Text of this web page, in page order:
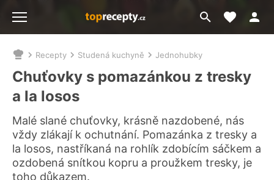
Přejít
na
Moje
Nacházíte
se
zde:
Recepty Studená kuchyně Jednohubky
Chuťovky s pomazánkou z tresky
a la losos
Malé slané chuťovky, krásně nazdobené, nás
vždy zlákají k ochutnání. Pomazánka z tresky a
la losos, nastříkaná na rohlík zdobícím sáčkem a
ozdobená snítkou kopru a proužkem tresky, je
toho důkazem.